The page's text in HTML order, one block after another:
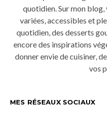
quotidien. Sur mon
variées, accessibles et
quotidien, des desserts
encore des inspirations
donner envie de cuisiner,
vos
MES RÉSEAUX SOCIAUX